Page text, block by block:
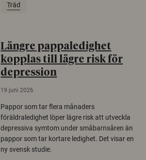
Träd
Längre pappaledighet
kopplas till lägre risk för
depression
19 juni 2026
Pappor som tar flera månaders
föräldraledighet löper lägre risk att utveckla
depressiva symtom under småbarnsåren än
pappor som tar kortare ledighet. Det visar en
ny svensk studie.